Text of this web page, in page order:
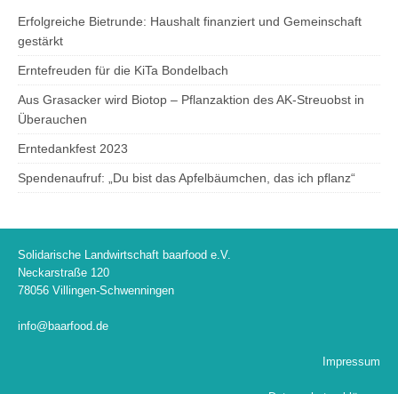
Erfolgreiche Bietrunde: Haushalt finanziert und Gemeinschaft
gestärkt
Erntefreuden für die KiTa Bondelbach
Aus Grasacker wird Biotop – Pflanzaktion des AK-Streuobst in
Überauchen
Erntedankfest 2023
Spendenaufruf: „Du bist das Apfelbäumchen, das ich pflanz“
Solidarische Landwirtschaft baarfood e.V.
Neckarstraße 120
78056 Villingen-Schwenningen
info@baarfood.de
Impressum